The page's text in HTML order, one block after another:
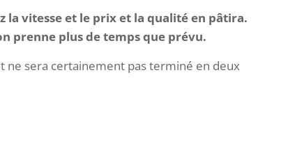
la vitesse et le prix et la qualité en pâtira.
prenne plus de temps que prévu.
ne sera certainement pas terminé en deux